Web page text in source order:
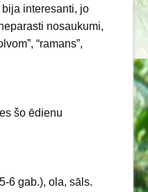
interesanti, jo
nosaukumi,
“ramans”,
šo ēdienu
6 gab.), ola, sāls.